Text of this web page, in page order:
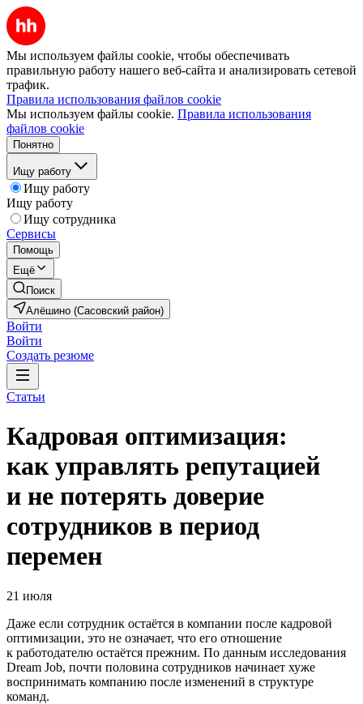
Мы используем файлы cookie, чтобы обеспечивать
правильную работу нашего веб-сайта и анализировать сетевой
трафик.
Правила использования файлов cookie
Мы используем файлы cookie. Правила использования
файлов cookie
Понятно
Ищу работу
Ищу работу
Ищу работу
Ищу сотрудника
Сервисы
Помощь
Ещё
Поиск
Алёшино (Сасовский район)
Войти
Войти
Создать резюме
Статьи
Кадровая оптимизация:
как управлять репутацией
и не потерять доверие
сотрудников в период
перемен
21 июля
Даже если сотрудник остаётся в компании после кадровой
оптимизации, это не означает, что его отношение
к работодателю остаётся прежним. По данным исследования
Dream Job, почти половина сотрудников начинает хуже
воспринимать компанию после изменений в структуре
команд.